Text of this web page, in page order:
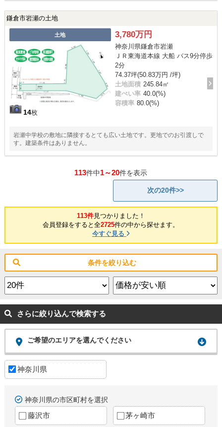
鎌倉市岩瀬の土地
土地
14枚
3,780万円
神奈川県鎌倉市岩瀬
ＪＲ東海道本線 大船 バス9分停歩
2分
74.37坪(50.83万円 /坪)
土地面積 245.84㎡
建ぺい率 40.0(%)
容積率 80.0(%)
岩瀬中学校の敷地に隣接するとても広い土地です。更地でのお引渡しで
す。建築条件はありません。
113件中1～20件を表示
次の20件>>
113件見つかりました！
会員登録をすると全2725件の中から探せます。
今すぐ見る
条件を絞り込む
さらに絞り込んで検索する
ご希望のエリアを選んでください
神奈川県
神奈川県の市区町村を選択
藤沢市 茅ヶ崎市